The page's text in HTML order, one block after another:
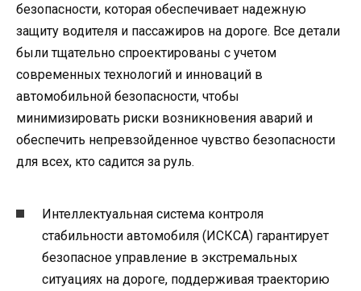
безопасности, которая обеспечивает надежную
защиту водителя и пассажиров на дороге. Все детали
были тщательно спроектированы с учетом
современных технологий и инноваций в
автомобильной безопасности, чтобы
минимизировать риски возникновения аварий и
обеспечить непревзойденное чувство безопасности
для всех, кто садится за руль.
Интеллектуальная система контроля
стабильности автомобиля (ИСКСА) гарантирует
безопасное управление в экстремальных
ситуациях на дороге, поддерживая траекторию